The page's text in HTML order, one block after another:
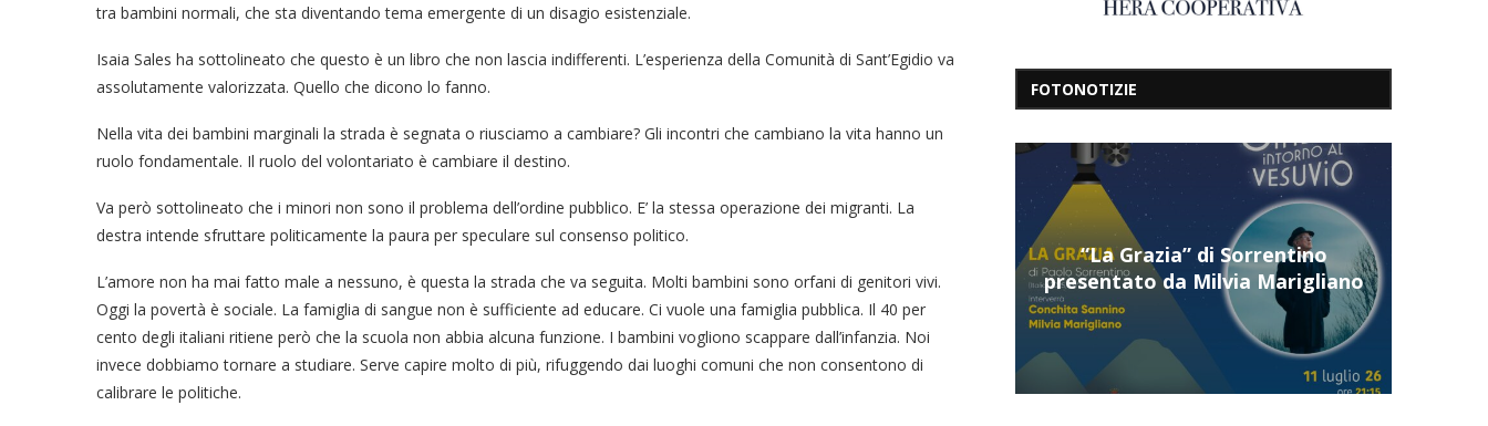
tra bambini normali, che sta diventando tema emergente di un disagio esistenziale.
Isaia Sales ha sottolineato che questo è un libro che non lascia indifferenti. L’esperienza della Comunità di Sant’Egidio va
assolutamente valorizzata. Quello che dicono lo fanno.
Nella vita dei bambini marginali la strada è segnata o riusciamo a cambiare? Gli incontri che cambiano la vita hanno un
ruolo fondamentale. Il ruolo del volontariato è cambiare il destino.
Va però sottolineato che i minori non sono il problema dell’ordine pubblico. E’ la stessa operazione dei migranti. La
destra intende sfruttare politicamente la paura per speculare sul consenso politico.
L’amore non ha mai fatto male a nessuno, è questa la strada che va seguita. Molti bambini sono orfani di genitori vivi.
Oggi la povertà è sociale. La famiglia di sangue non è sufficiente ad educare. Ci vuole una famiglia pubblica. Il 40 per
cento degli italiani ritiene però che la scuola non abbia alcuna funzione. I bambini vogliono scappare dall’infanzia. Noi
invece dobbiamo tornare a studiare. Serve capire molto di più, rifuggendo dai luoghi comuni che non consentono di
calibrare le politiche.
FOTONOTIZIE
presentato da Milvia Marigliano
di Terry Mangiatordi
per la Navalmed
Crapolla violando...
digitale gratuito e...
presentato da Milvia Marigliano
“Il respiro del mare”, personale
di Terry Mangiatordi